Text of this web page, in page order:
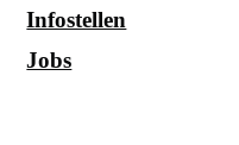
Infostellen
Jobs